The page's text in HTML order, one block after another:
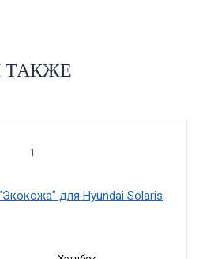
ТАКЖЕ
1
для Hyundai Solaris